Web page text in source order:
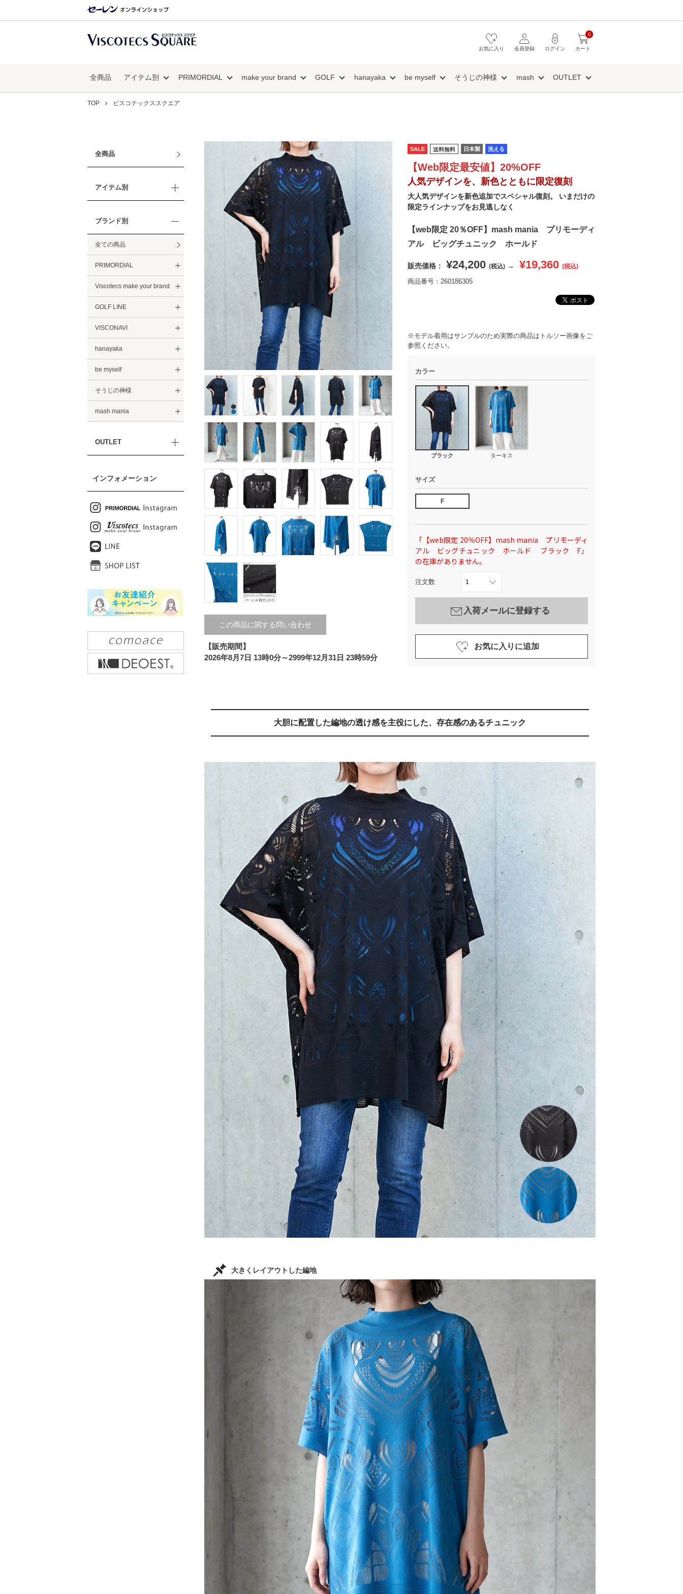
カート
0
ログイン
会員登録
お気に入り
全商品 アイテム別 PRIMORDIAL make your brand GOLF hanayaka be myself そうじの神様 mash OUTLET
TOP ビスコテックススクエア
全商品
アイテム別
ブランド別
全ての商品
PRIMORDIAL
Viscotecs make your brand
GOLF LINE
VISCONAVI
hanayaka
be myself
そうじの神様
mash mania
OUTLET
インフォメーション
この商品に関する問い合わせ
【販売期間】
2026年8月7日 13時0分～2999年12月31日 23時59分
SALE 送料無料 日本製 洗える
【Web限定最安値】20%OFF
人気デザインを、新色とともに限定復刻
大人気デザインを新色追加でスペシャル復刻。 いまだけの
限定ラインナップをお見逃しなく
【web限定 20％OFF】mash mania プリモーディ
アル ビッグチュニック ホールド
販売価格： ¥24,200 (税込) → ¥19,360 (税込)
商品番号：260186305
※モデル着用はサンプルのため実際の商品はトルソー画像をご
参照ください。
カラー
ブラック ターキス
サイズ
F
「【web限定 20％OFF】mash mania プリモーディ
アル ビッグチュニック ホールド ブラック F」
の在庫がありません。
注文数
入荷メールに登録する
お気に入りに追加
大胆に配置した編地の透け感を主役にした、 存在感のあるチュニック
大きくレイアウトした編地